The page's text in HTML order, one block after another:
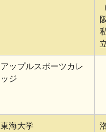
アップルスポーツカレ
ッジ
東海大学